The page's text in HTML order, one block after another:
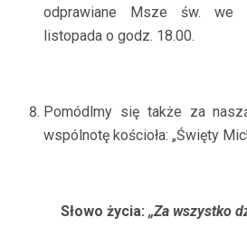
odprawiane Msze św. we
listopada o godz. 18.00.
Pomódlmy się także za
wspólnotę kościoła: „Święty
Słowo życia: „Za wszystko